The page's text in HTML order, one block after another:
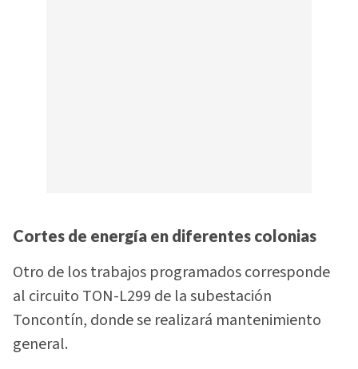
Cortes de energía en diferentes colonias
Otro de los trabajos programados corresponde
al circuito TON-L299 de la subestación
Toncontín, donde se realizará mantenimiento
general.